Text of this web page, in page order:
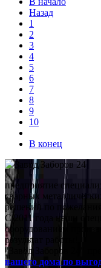
Назад
1
2
3
4
5
6
7
8
9
10
В конец
предприятие
сварных
решений по
С 2011 года наши
оборудованием
результат работы!
"Завод Заборов 24"
вашего дома по